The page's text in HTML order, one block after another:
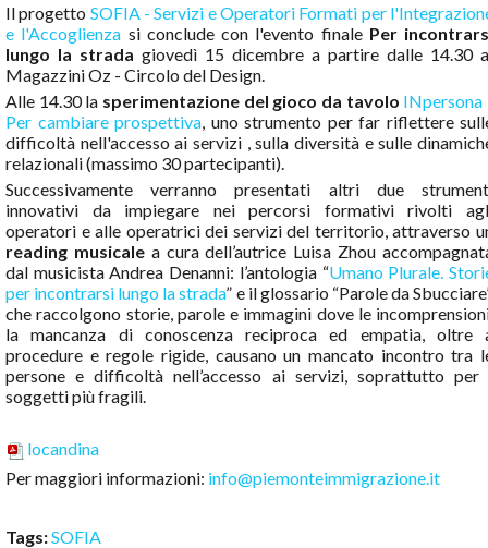
Il progetto SOFIA - Servizi e Operatori Formati per
e l'Accoglienza si conclude con l'evento finale Per
lungo la strada giovedì 15 dicembre a partire dalle 14.30
Magazzini Oz - Circolo del Design.
Alle 14.30 la sperimentazione del gioco da tavolo INpersona
Per cambiare prospettiva, uno strumento per far riflettere
difficoltà nell'accesso ai servizi , sulla diversità e sulle
relazionali (massimo 30 partecipanti).
Successivamente verranno presentati altri due
innovativi da impiegare nei percorsi formativi rivolti
operatori e alle operatrici dei servizi del territorio, attraverso
reading musicalea cura dell’autrice Luisa Zhou
dal musicista Andrea Denanni: l’antologia “Umano Plurale.
per incontrarsi lungo la strada” e il glossario “Parole da
che raccolgono storie, parole e immagini dove le
la mancanza di conoscenza reciproca ed empatia, oltre
procedure e regole rigide, causano un mancato incontro tra
persone e difficoltà nell’accesso ai servizi, soprattutto per
soggetti più fragili.
locandina
Per maggiori informazioni: info@piemonteimmigrazione.it
Tags:SOFIA